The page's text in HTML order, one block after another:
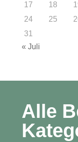
17
18
24
25
31
« Juli
Alle